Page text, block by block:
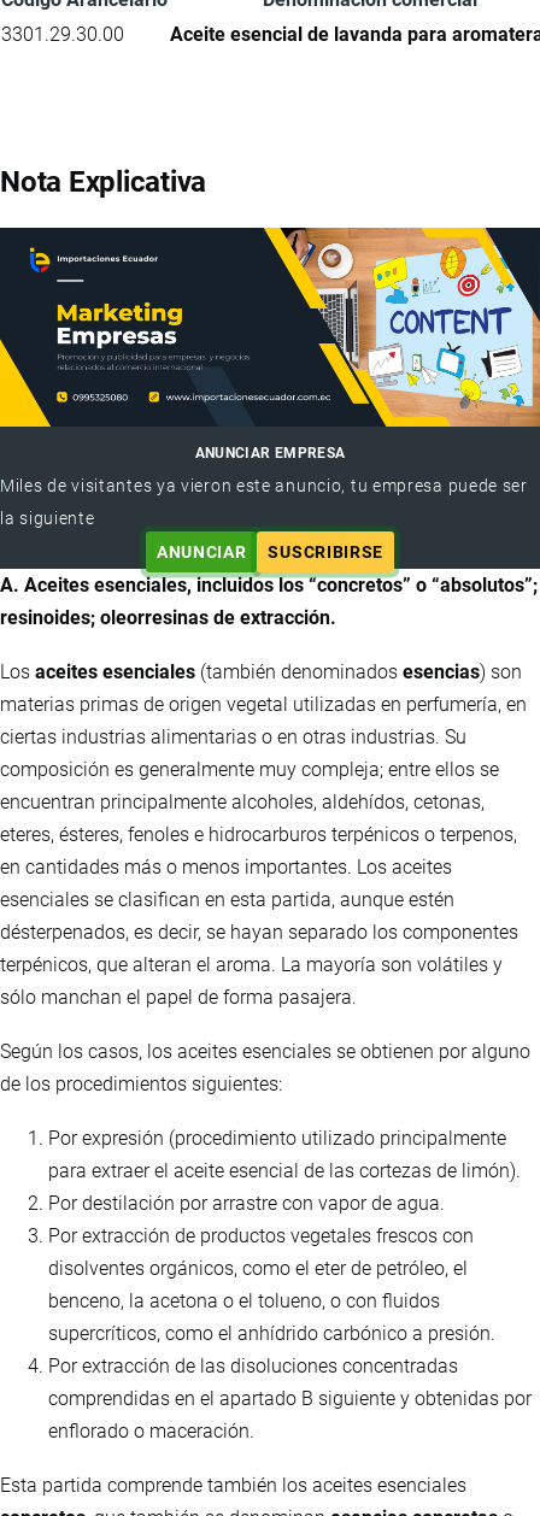
3301.29.30.00
Aceite esencial de lavanda para
Nota Explicativa
ANUNCIAR EMPRESA
Miles de visitantes ya vieron este anuncio, tu empresa puede ser
la siguiente
ANUNCIAR
SUSCRIBIRSE
A. Aceites esenciales, incluidos los “concretos” o “absolutos”;
resinoides; oleorresinas de extracción.
Los aceites esenciales (también denominados esencias) son
materias primas de origen vegetal utilizadas en perfumería, en
ciertas industrias alimentarias o en otras industrias. Su
composición es generalmente muy compleja; entre ellos se
encuentran principalmente alcoholes, aldehídos, cetonas,
eteres, ésteres, fenoles e hidrocarburos terpénicos o terpenos,
en cantidades más o menos importantes. Los aceites
esenciales se clasifican en esta partida, aunque estén
désterpenados, es decir, se hayan separado los componentes
terpénicos, que alteran el aroma. La mayoría son volátiles y
sólo manchan el papel de forma pasajera.
Según los casos, los aceites esenciales se obtienen por alguno
de los procedimientos siguientes:
Por expresión (procedimiento utilizado principalmente
para extraer el aceite esencial de las cortezas de limón).
Por destilación por arrastre con vapor de agua.
Por extracción de productos vegetales frescos con
disolventes orgánicos, como el eter de petróleo, el
benceno, la acetona o el tolueno, o con fluidos
supercríticos, como el anhídrido carbónico a presión.
Por extracción de las disoluciones concentradas
comprendidas en el apartado B siguiente y obtenidas por
enflorado o maceración.
Esta partida comprende también los aceites esenciales